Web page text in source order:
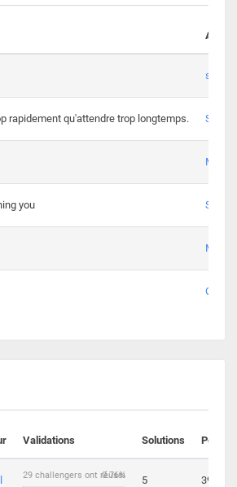
Auteur
s3th
rapidement qu'attendre trop longtemps. Spl3en
you
Ge0
Validations Solutions Points
0.76%
29 challengers ont réussi 5 39